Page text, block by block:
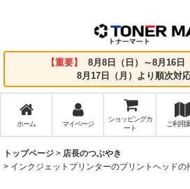
【重要】
8月8日（日）～8月16日
8月17日（月）より順次対
ホーム マイページ
ショッピングカ
ート
ご利用
トップページ > 店長のつぶやき
> インクジェットプリンターのプリントヘッドの